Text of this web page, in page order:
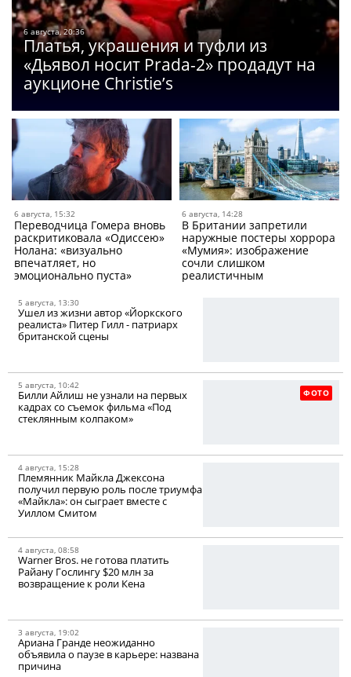
6 августа, 20:36
Платья, украшения и туфли из
«Дьявол носит Prada-2» продадут на
аукционе Christie’s
6 августа, 15:32
Переводчица Гомера вновь
раскритиковала «Одиссею»
Нолана: «визуально
впечатляет, но
эмоционально пуста»
6 августа, 14:28
В Британии запретили
наружные постеры хоррора
«Мумия»: изображение
сочли слишком
реалистичным
5 августа, 13:30
Ушел из жизни автор «Йоркского
реалиста» Питер Гилл - патриарх
британской сцены
ФОТО
5 августа, 10:42
Билли Айлиш не узнали на первых
кадрах со съемок фильма «Под
стеклянным колпаком»
4 августа, 15:28
Племянник Майкла Джексона
получил первую роль после триумфа
«Майкла»: он сыграет вместе с
Уиллом Смитом
4 августа, 08:58
Warner Bros. не готова платить
Райану Гослингу $20 млн за
возвращение к роли Кена
3 августа, 19:02
Ариана Гранде неожиданно
объявила о паузе в карьере: названа
причина